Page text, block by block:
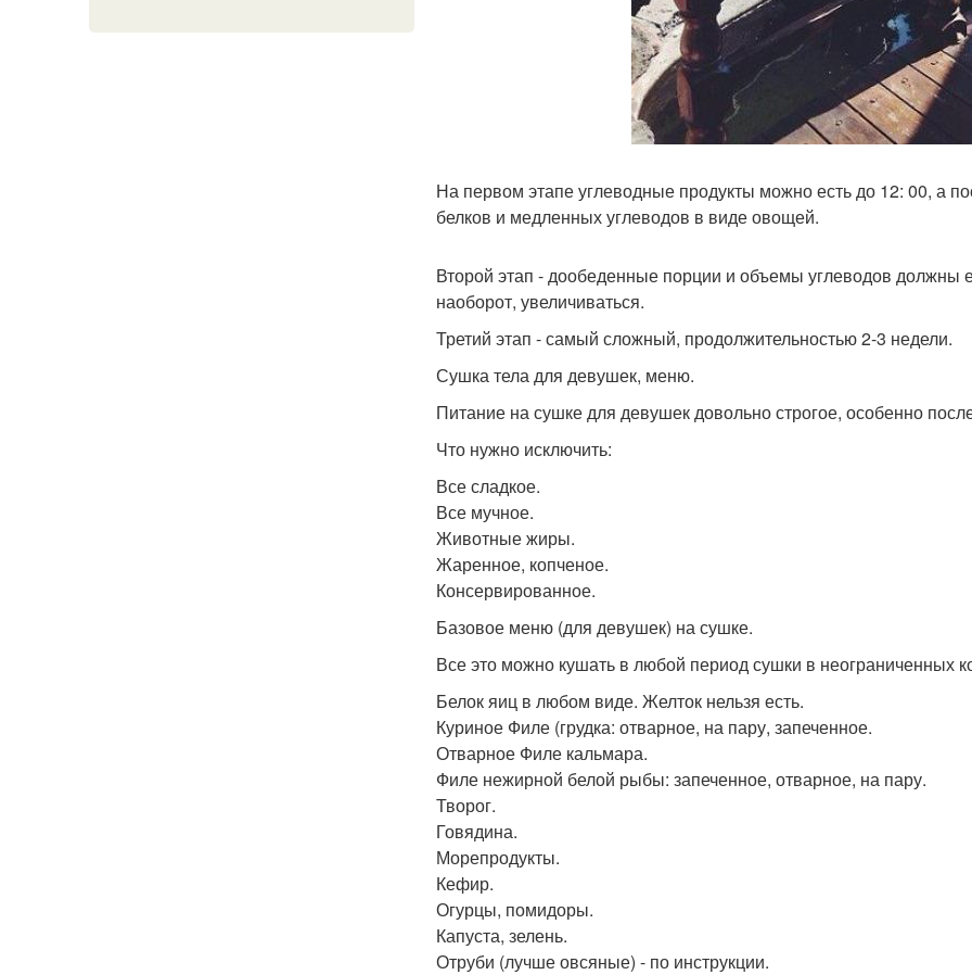
На первом этапе углеводные продукты можно есть до 12: 00, а
белков и медленных углеводов в виде овощей.
Второй этап - дообеденные порции и объемы углеводов
наоборот, увеличиваться.
Третий этап - самый сложный, продолжительностью 2-3 недели.
Сушка тела для девушек, меню.
Питание на сушке для девушек довольно строгое, особенно
Что нужно исключить:
Все сладкое.
Все мучное.
Животные жиры.
Жаренное, копченое.
Консервированное.
Базовое меню (для девушек) на сушке.
Все это можно кушать в любой период сушки в неограниченных
Белок яиц в любом виде. Желток нельзя есть.
Куриное Филе (грудка: отварное, на пару, запеченное.
Отварное Филе кальмара.
Филе нежирной белой рыбы: запеченное, отварное, на пару.
Творог.
Говядина.
Морепродукты.
Кефир.
Огурцы, помидоры.
Капуста, зелень.
Отруби (лучше овсяные) - по инструкции.